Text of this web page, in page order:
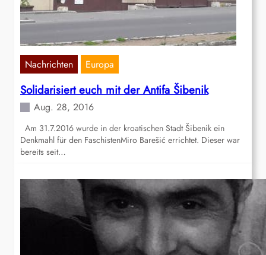
Nachrichten Europa
Solidarisiert euch mit der Antifa Šibenik
Aug. 28, 2016
Am 31.7.2016 wurde in der kroatischen Stadt Šibenik ein
Denkmahl für den FaschistenMiro Barešić errichtet. Dieser war
bereits seit…